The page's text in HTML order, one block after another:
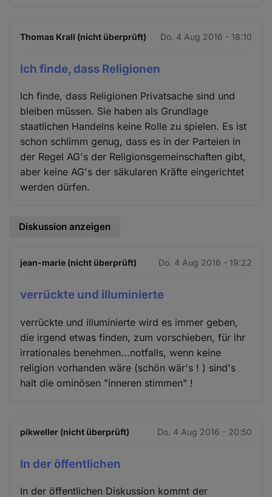
Thomas Krall (nicht überprüft) Do. 4 Aug 2016 - 18:10
Ich finde, dass Religionen
Ich finde, dass Religionen Privatsache sind und
bleiben müssen. Sie haben als Grundlage
staatlichen Handelns keine Rolle zu spielen. Es ist
schon schlimm genug, dass es in der Parteien in
der Regel AG's der Religionsgemeinschaften gibt,
aber keine AG's der säkularen Kräfte eingerichtet
werden dürfen.
Diskussion anzeigen
jean-marie (nicht überprüft) Do. 4 Aug 2016 - 19:22
verrückte und illuminierte
verrückte und illuminierte wird es immer geben,
die irgend etwas finden, zum vorschieben, für ihr
irrationales benehmen...notfalls, wenn keine
religion vorhanden wäre (schön wär's ! ) sind's
halt die ominösen "inneren stimmen" !
pikweller (nicht überprüft) Do. 4 Aug 2016 - 20:50
In der öffentlichen
In der öffentlichen Diskussion kommt der